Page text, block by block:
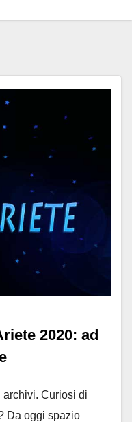
2020: ad
Curiosi di
Da oggi spazio